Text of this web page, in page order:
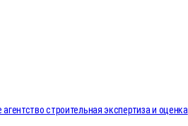
строительная экспертиза и оценка